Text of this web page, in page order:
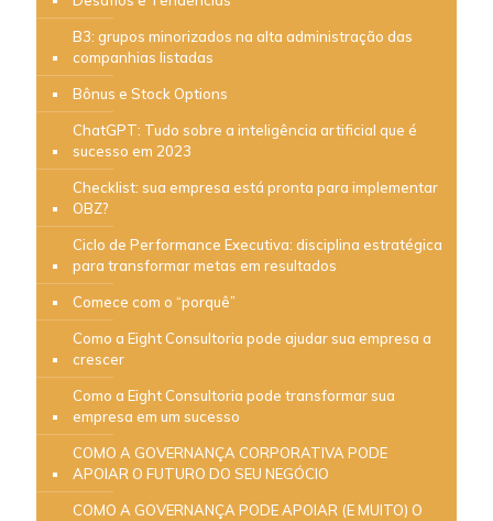
B3: grupos minorizados na alta administração das
companhias listadas
Bônus e Stock Options
ChatGPT: Tudo sobre a inteligência artificial que é
sucesso em 2023
Checklist: sua empresa está pronta para implementar
OBZ?
Ciclo de Performance Executiva: disciplina estratégica
para transformar metas em resultados
Comece com o “porquê”
Como a Eight Consultoria pode ajudar sua empresa a
crescer
Como a Eight Consultoria pode transformar sua
empresa em um sucesso
COMO A GOVERNANÇA CORPORATIVA PODE
APOIAR O FUTURO DO SEU NEGÓCIO
COMO A GOVERNANÇA PODE APOIAR (E MUITO) O